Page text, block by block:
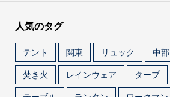
人気のタグ
テント 関東 リュック 中部
焚き火
レインウェア タープ